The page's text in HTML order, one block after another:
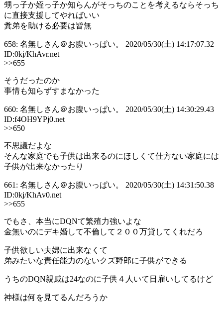
甥っ子か姪っ子か知らんがそっちのことを考えるならそっち
に直接支援してやればいい
糞弟を助ける必要は皆無
658: 名無しさん＠お腹いっぱい。 2020/05/30(土) 14:17:07.32
ID:0kj/KhAvr.net
>>655
そうだったのか
事情も知らずすまなかった
660: 名無しさん＠お腹いっぱい。 2020/05/30(土) 14:30:29.43
ID:f4OH9YPj0.net
>>650
不思議だよな
そんな家庭でも子供は出来るのにほしくて仕方ない家庭には
子供が出来なかったり
661: 名無しさん＠お腹いっぱい。 2020/05/30(土) 14:31:50.38
ID:0kj/KhAv0.net
>>655
でもさ、本当にDQNて繁殖力強いよな
金無いのにデキ婚して不倫して２００万貸してくれだろ
子供欲しい夫婦に出来なくて
弟みたいな責任能力のないクズ野郎に子供ができる
うちのDQN親戚は24なのに子供４人いて日雇いしてるけど
神様は何を見てるんだろうか